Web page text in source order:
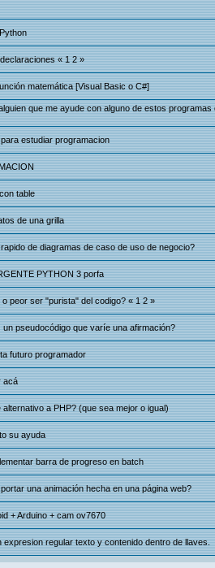
«1 2»
matemática [Visual Basic o C#]
que me ayude con alguno de estos programas
estudiar programacion
table
de una grilla
de diagramas de caso de uso de negocio?
PYTHON 3 porfa
peor ser "purista" del codigo? «1 2»
un pseudocódigo que varíe una afirmación?
futuro programador
acá
alternativo a PHP? (que sea mejor o igual)
su ayuda
barra de progreso en batch
una animación hecha en una página web?
+ Arduino + cam ov7670
expresion regular texto y contenido dentro de llaves.